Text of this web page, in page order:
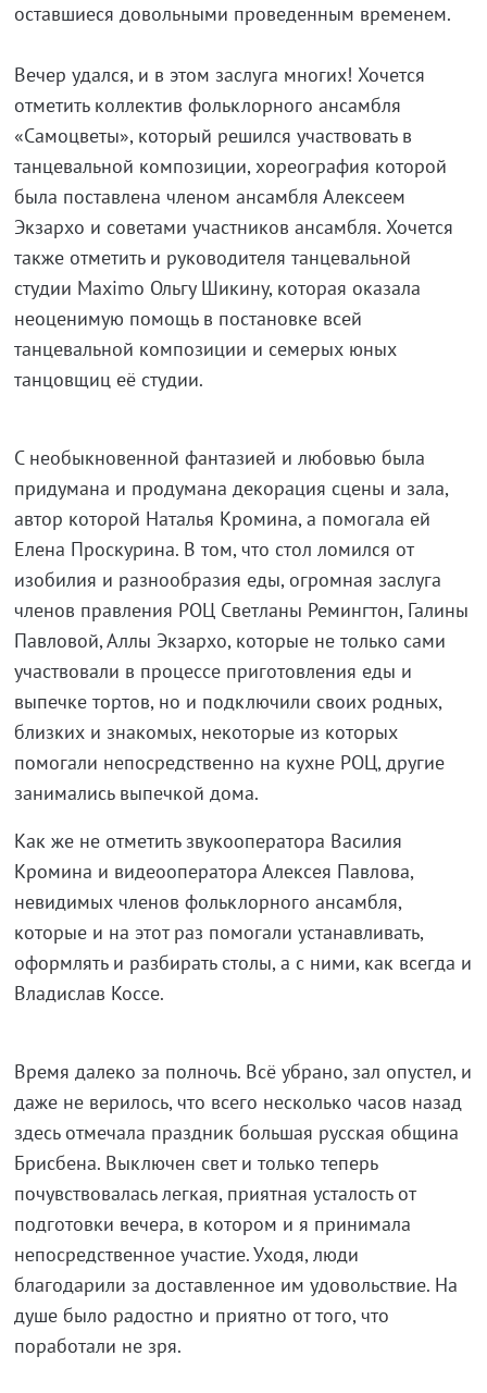
оставшиеся довольными проведенным временем.
Вечер удался, и в этом заслуга многих! Хочется
отметить коллектив фольклорного ансамбля
«Самоцветы», который решился участвовать в
танцевальной композиции, хореография которой
была поставлена членом ансамбля Алексеем
Экзархо и советами участников ансамбля. Хочется
также отметить и руководителя танцевальной
студии Maximo Ольгу Шикину, которая оказала
неоценимую помощь в постановке всей
танцевальной композиции и семерых юных
танцовщиц её студии.
С необыкновенной фантазией и любовью была
придумана и продумана декорация сцены и зала,
автор которой Наталья Кромина, а помогала ей
Елена Проскурина. В том, что стол ломился от
изобилия и разнообразия еды, огромная заслуга
членов правления РОЦ Светланы Ремингтон, Галины
Павловой, Аллы Экзархо, которые не только сами
участвовали в процессе приготовления еды и
выпечке тортов, но и подключили своих родных,
близких и знакомых, некоторые из которых
помогали непосредственно на кухне РОЦ, другие
занимались выпечкой дома.
Как же не отметить звукооператора Василия
Кромина и видеооператора Алексея Павлова,
невидимых членов фольклорного ансамбля,
которые и на этот раз помогали устанавливать,
оформлять и разбирать столы, а с ними, как всегда и
Владислав Коссе.
Время далеко за полночь. Всё убрано, зал опустел, и
даже не верилось, что всего несколько часов назад
здесь отмечала праздник большая русская община
Брисбена. Выключен свет и только теперь
почувствовалась легкая, приятная усталость от
подготовки вечера, в котором и я принимала
непосредственное участие. Уходя, люди
благодарили за доставленное им удовольствие. На
душе было радостно и приятно от того, что
поработали не зря.